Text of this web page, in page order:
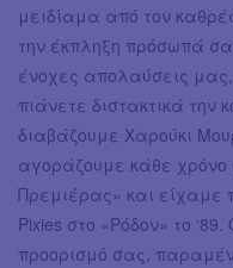
μειδίαμα από τον
την έκπληξη πρόσωπά
ένοχες απολαύσεις
πιάνετε διστακτικά την
διαβάζουμε Χαρούκι
αγοράζουμε κάθε χρόνο
Πρεμιέρας» και είχαμε
Pixies στο «Ρόδον» το
προορισμό σας,